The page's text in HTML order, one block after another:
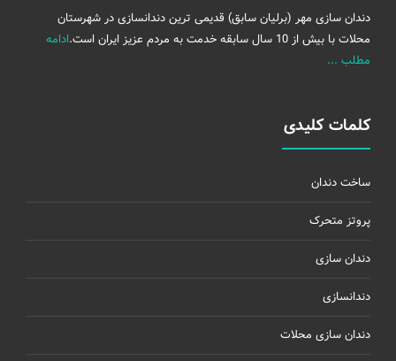
دندان سازی مهر (برلیان سابق) قدیمی ترین دندانسازی در شهرستان
محلات با بیش از 10 سال سابقه خدمت به مردم عزیز ایران است.
ادامه
مطلب ...
کلمات کلیدی
ساخت دندان
پروتز متحرک
دندان سازی
دندانسازی
دندان سازی محلات